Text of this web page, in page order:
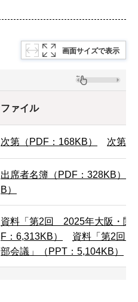
画面サイズで表示
ファイル
次第（PDF：168KB） 次第
出席者名簿（PDF：328KB）
B）
資料「第2回 2025年大阪・関
F：6,313KB）
資料「第2回
部会議」（PPT：5,104KB）